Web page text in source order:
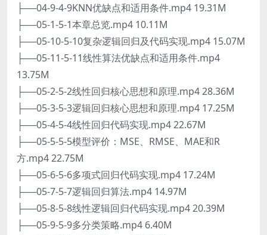
├──04-9-4-9KNN优缺点和适用条件.mp4 19.31M
├──05-1-5-1本章总览.mp4 10.11M
├──05-10-5-10复杂逻辑回归及代码实现.mp4 15.07M
├──05-11-5-11线性算法优缺点和适用条件.mp4
13.75M
├──05-2-5-2线性回归核心思想和原理.mp4 28.36M
├──05-3-5-3逻辑回归核心思想和原理.mp4 17.25M
├──05-4-5-4线性回归代码实现.mp4 22.67M
├──05-5-5-5模型评价：MSE、RMSE、MAE和R
方.mp4 22.75M
├──05-6-5-6多项式回归代码实现.mp4 17.24M
├──05-7-5-7逻辑回归算法.mp4 14.97M
├──05-8-5-8线性逻辑回归代码实现.mp4 20.39M
├──05-9-5-9多分类策略.mp4 6.40M